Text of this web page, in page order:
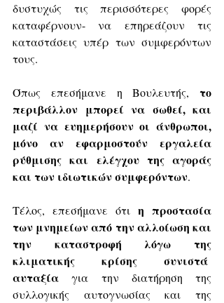
δυστυχώς τις περισσότερες φορές
καταφέρνουν- να επηρεάζουν τις
καταστάσεις υπέρ των συμφερόντων
τους.
Όπως επεσήμανε η Βουλευτής, το
περιβάλλον μπορεί να σωθεί, και
μαζί να ευημερήσουν οι άνθρωποι,
μόνο αν εφαρμοστούν εργαλεία
ρύθμισης και ελέγχου της αγοράς
και των ιδιωτικών συμφερόντων.
Τέλος, επεσήμανε ότι η προστασία
των μνημείων από την αλλοίωση και
την καταστροφή λόγω της
κλιματικής κρίσης συνιστά
αυταξία για την διατήρηση της
συλλογικής αυτογνωσίας και της